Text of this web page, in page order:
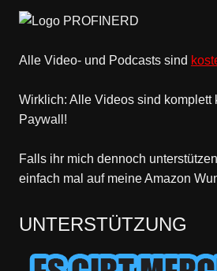
Alle Video- und Podcasts sind
Wirklich: Alle Videos sind komplett
Paywall!
Falls ihr mich dennoch
einfach mal auf meine Amazon
UNTERSTÜTZUNG